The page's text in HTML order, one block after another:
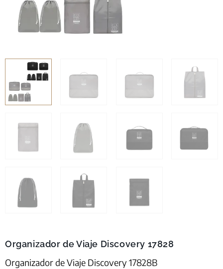
Organizador de Viaje Discovery 17828
Organizador de Viaje Discovery 17828B